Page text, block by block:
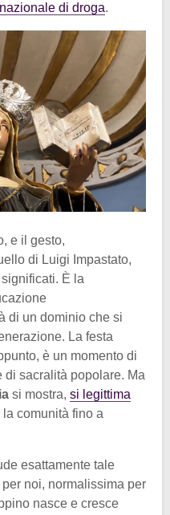
di droga.
e il gesto,
di Luigi Impastato,
È la
di un dominio che si
La festa
è un momento di
di sacralità popolare. Ma
si mostra, si legittima
comunità fino a
esattamente tale
noi, normalissima per
nasce e cresce